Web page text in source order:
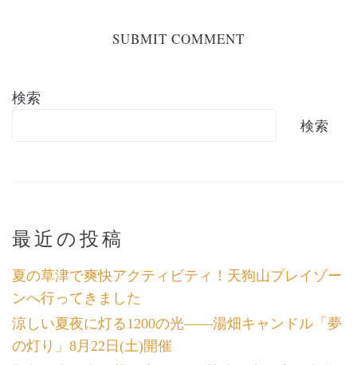
検索
検索
最近の投稿
夏の草津で爽快アクティビティ！天狗山プレイゾー
ンへ行ってきました
涼しい夏夜に灯る1200の光――湯畑キャンドル「夢
の灯り」8月22日(土)開催